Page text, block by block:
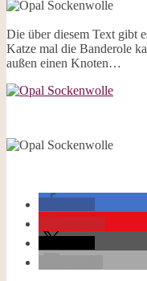
Die über diesem Text gibt
Katze mal die Banderole
außen einen Knoten…